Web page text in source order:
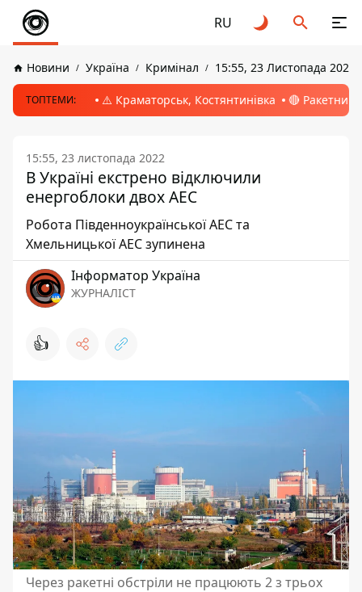
RU
Новини Україна Кримінал 15:55, 23 Листопада 2022
ТОПТЕМИ: ⚠️ Краматорськ, Костянтинівка 🔴 Ракетний
15:55, 23 листопада 2022
В Україні екстрено відключили
енергоблоки двох АЕС
Робота Південноукраїнської АЕС та
Хмельницької АЕС зупинена
Інформатор Україна
ЖУРНАЛІСТ
👍
Через ракетні обстріли не працюють 2 з трьох